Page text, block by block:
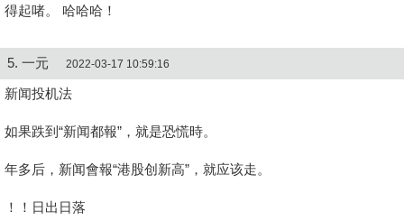
得起啫。 哈哈哈！
5. 一元 2022-03-17 10:59:16
新闻投机法
如果跌到“新闻都報”，就是恐慌時。
年多后，新闻會報“港股创新高”，就应该走。
！！日出日落